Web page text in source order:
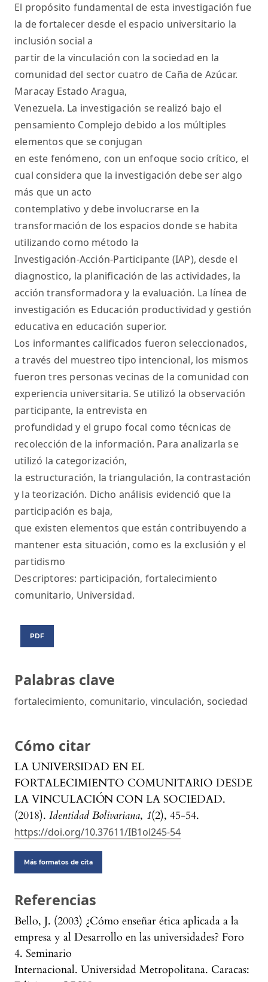
Palabras clave
fortalecimiento, comunitario, vinculación, sociedad
Cómo citar
LA UNIVERSIDAD EN EL
FORTALECIMIENTO COMUNITARIO DESDE
LA VINCULACIÓN CON LA SOCIEDAD.
(2018). Identidad Bolivariana, 1(2), 45-54.
https://doi.org/10.37611/IB1ol245-54
Más formatos de cita
El propósito fundamental de esta investigación fue
la de fortalecer desde el espacio universitario la
inclusión social a
partir de la vinculación con la sociedad en la
comunidad del sector cuatro de Caña de Azúcar.
Maracay Estado Aragua,
Venezuela. La investigación se realizó bajo el
pensamiento Complejo debido a los múltiples
elementos que se conjugan
en este fenómeno, con un enfoque socio crítico, el
cual considera que la investigación debe ser algo
más que un acto
contemplativo y debe involucrarse en la
transformación de los espacios donde se habita
utilizando como método la
Investigación-Acción-Participante (IAP), desde el
diagnostico, la planificación de las actividades, la
acción transformadora y la evaluación. La línea de
investigación es Educación productividad y gestión
educativa en educación superior.
Los informantes calificados fueron seleccionados,
a través del muestreo tipo intencional, los mismos
fueron tres personas vecinas de la comunidad con
experiencia universitaria. Se utilizó la observación
participante, la entrevista en
profundidad y el grupo focal como técnicas de
recolección de la información. Para analizarla se
utilizó la categorización,
la estructuración, la triangulación, la contrastación
y la teorización. Dicho análisis evidenció que la
participación es baja,
que existen elementos que están contribuyendo a
mantener esta situación, como es la exclusión y el
partidismo
Descriptores: participación, fortalecimiento
comunitario, Universidad.
PDF
Referencias
Bello, J. (2003) ¿Cómo enseñar ética aplicada a la
empresa y al Desarrollo en las universidades? Foro
4. Seminario
Internacional. Universidad Metropolitana. Caracas: